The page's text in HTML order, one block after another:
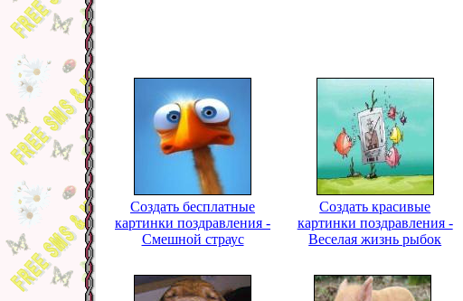
Создать бесплатные
картинки поздравления -
Смешной страус
Создать красивые
картинки поздравления -
Веселая жизнь рыбок